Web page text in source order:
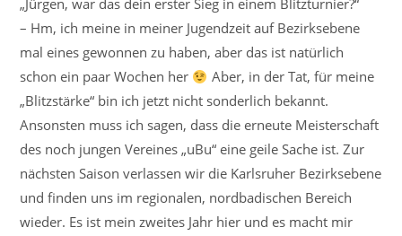
„Jürgen, war das dein erster Sieg in einem Blitzturnier?“
– Hm, ich meine in meiner Jugendzeit auf Bezirksebene
mal eines gewonnen zu haben, aber das ist natürlich
schon ein paar Wochen her
Aber, in der Tat, für meine
„Blitzstärke“ bin ich jetzt nicht sonderlich bekannt.
Ansonsten muss ich sagen, dass die erneute Meisterschaft
des noch jungen Vereines „uBu“ eine geile Sache ist. Zur
nächsten Saison verlassen wir die Karlsruher Bezirksebene
und finden uns im regionalen, nordbadischen Bereich
wieder. Es ist mein zweites Jahr hier und es macht mir